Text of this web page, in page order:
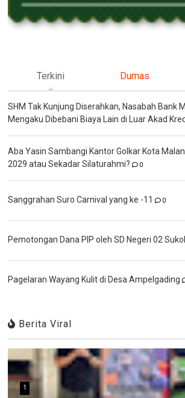
Terkini Dumas
SHM Tak Kunjung Diserahkan, Nasabah Bank
Mengaku Dibebani Biaya Lain di Luar Akad
Aba Yasin Sambangi Kantor Golkar Kota
2029 atau Sekadar Silaturahmi?
0
Sanggrahan Suro Carnival yang ke -11 0
Pemotongan Dana PIP oleh SD Negeri 02
Pagelaran Wayang Kulit di Desa Ampelgading
Berita Viral
1